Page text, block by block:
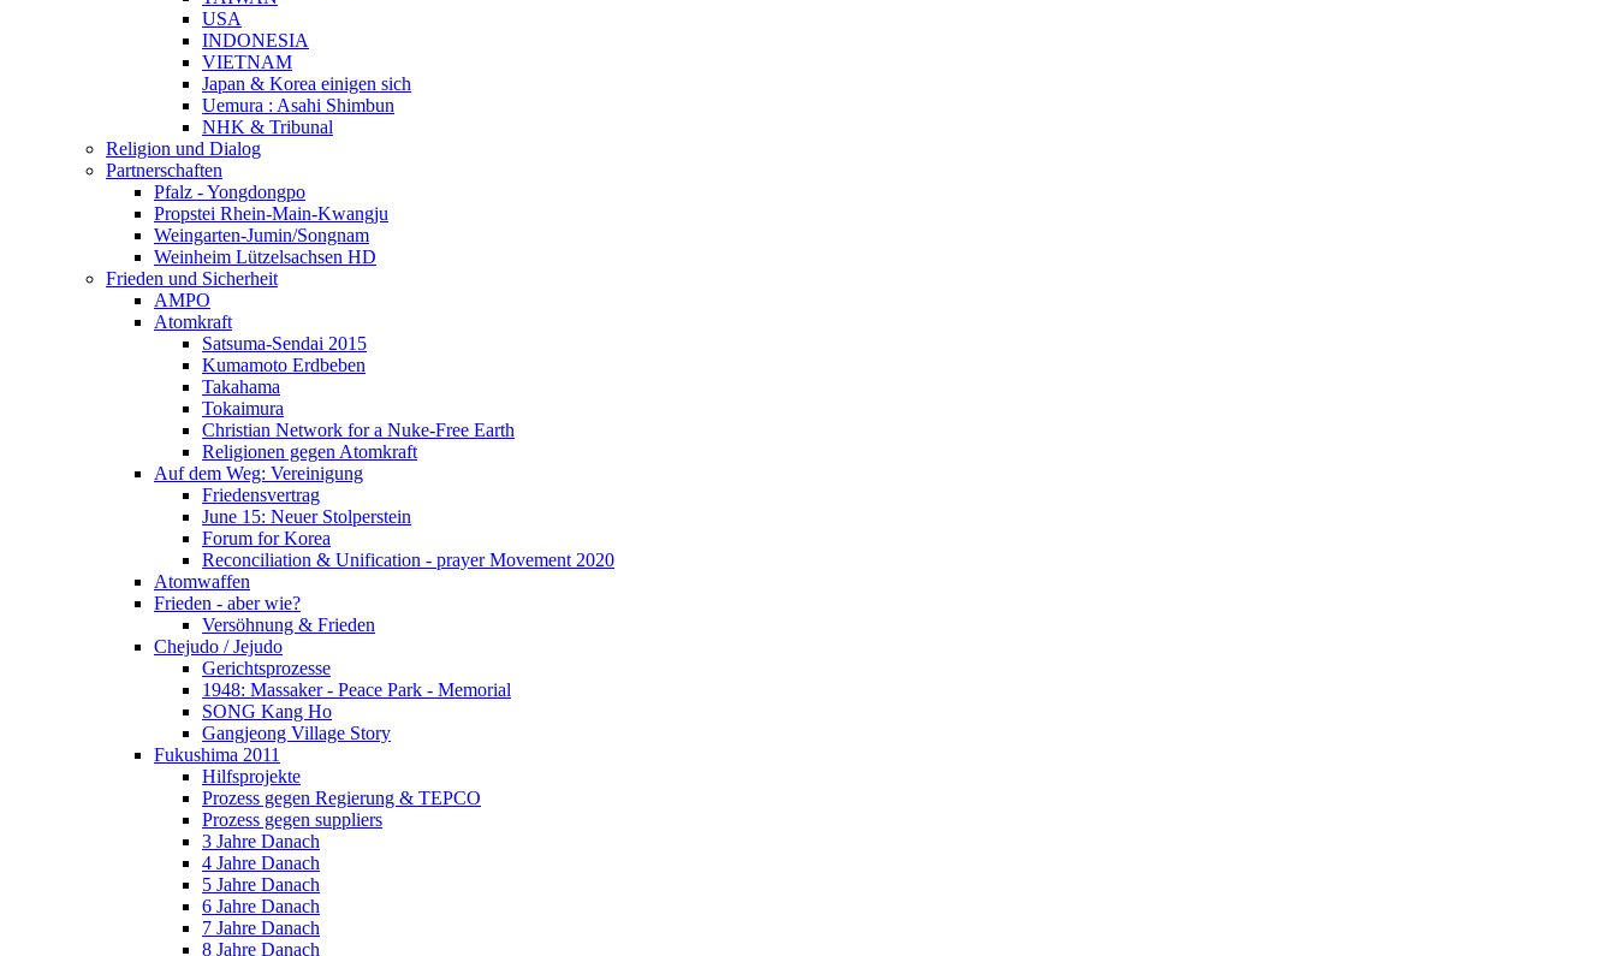
USA
INDONESIA
VIETNAM
Japan & Korea einigen sich
Uemura : Asahi Shimbun
NHK & Tribunal
Religion und Dialog
Partnerschaften
Pfalz - Yongdongpo
Propstei Rhein-Main-Kwangju
Weingarten-Jumin/Songnam
Weinheim Lützelsachsen HD
Frieden und Sicherheit
AMPO
Atomkraft
Satsuma-Sendai 2015
Kumamoto Erdbeben
Takahama
Tokaimura
Christian Network for a Nuke-Free Earth
Religionen gegen Atomkraft
Auf dem Weg: Vereinigung
Friedensvertrag
June 15: Neuer Stolperstein
Forum for Korea
Reconciliation & Unification - prayer Movement 2020
Atomwaffen
Frieden - aber wie?
Versöhnung & Frieden
Chejudo / Jejudo
Gerichtsprozesse
1948: Massaker - Peace Park - Memorial
SONG Kang Ho
Gangjeong Village Story
Fukushima 2011
Hilfsprojekte
Prozess gegen Regierung & TEPCO
Prozess gegen suppliers
3 Jahre Danach
4 Jahre Danach
5 Jahre Danach
6 Jahre Danach
7 Jahre Danach
8 Jahre Danach